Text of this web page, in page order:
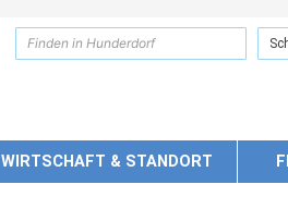
WIRTSCHAFT & STANDORT